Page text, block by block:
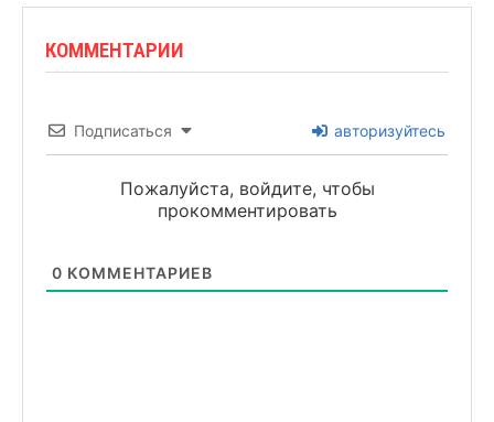
КОММЕНТАРИИ
Подписаться авторизуйтесь
Пожалуйста, войдите, чтобы
прокомментировать
0 КОММЕНТАРИЕВ